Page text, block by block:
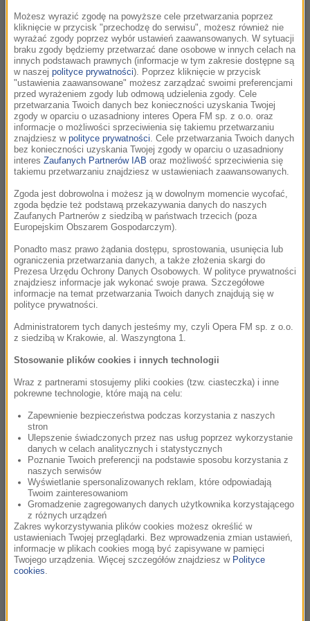
Zaprasza Przemysław Semczuk
posłuchaj
3 sierpnia
posłuchaj 31 lipca
posłuchaj 30 lipca
posłuchaj 29 lipca
posłuchaj 28 lipca
posłuchaj 27 lipca
posłuchaj 24 lipca
posłuchaj 23 lipca
posłuchaj 22 lipca
posłuchaj
posłuchaj 17 lipca
posłuchaj 16 lipca
posłuchaj 15 lipca
posłuchaj 14 lipca
Możesz wyrazić zgodę na powyższe cele przetwarzania poprzez
kliknięcie w przycisk "przechodzę do serwisu", możesz również nie
wyrażać zgody poprzez wybór ustawień zaawansowanych. W sytuacji
braku zgody będziemy przetwarzać dane osobowe w innych celach na
innych podstawach prawnych (informacje w tym zakresie dostępne są
w naszej polityce prywatności). Poprzez kliknięcie w przycisk
"ustawienia zaawansowane" możesz zarządzać swoimi preferencjami
przed wyrażeniem zgody lub odmową udzielenia zgody. Cele
przetwarzania Twoich danych bez konieczności uzyskania Twojej
zgody w oparciu o uzasadniony interes Opera FM sp. z o.o. oraz
informacje o możliwości sprzeciwienia się takiemu przetwarzaniu
znajdziesz w polityce prywatności . Cele przetwarzania Twoich danych
bez konieczności uzyskania Twojej zgody w oparciu o uzasadniony
interes Zaufanych Partnerów IAB oraz możliwość sprzeciwienia się
takiemu przetwarzaniu znajdziesz w ustawieniach zaawansowanych.
Zgoda jest dobrowolna i możesz ją w dowolnym momencie wycofać,
zgoda będzie też podstawą przekazywania danych do naszych
Zaufanych Partnerów z siedzibą w państwach trzecich (poza
Europejskim Obszarem Gospodarczym).
Ponadto masz prawo żądania dostępu, sprostowania, usunięcia lub
ograniczenia przetwarzania danych, a także złożenia skargi do
Prezesa Urzędu Ochrony Danych Osobowych. W polityce prywatności
znajdziesz informacje jak wykonać swoje prawa. Szczegółowe
informacje na temat przetwarzania Twoich danych znajdują się w
polityce prywatności.
Administratorem tych danych jesteśmy my, czyli Opera FM sp. z o.o.
z siedzibą w Krakowie, al. Waszyngtona 1.
Stosowanie plików cookies i innych technologii
Wraz z partnerami stosujemy pliki cookies (tzw. ciasteczka) i inne
pokrewne technologie, które mają na celu:
Zapewnienie bezpieczeństwa podczas korzystania z naszych
stron
Ulepszenie świadczonych przez nas usług poprzez wykorzystanie
danych w celach analitycznych i statystycznych
Poznanie Twoich preferencji na podstawie sposobu korzystania z
naszych serwisów
Wyświetlanie spersonalizowanych reklam, które odpowiadają
Twoim zainteresowaniom
Gromadzenie zagregowanych danych użytkownika korzystającego
z różnych urządzeń
Zakres wykorzystywania plików cookies możesz określić w
ustawieniach Twojej przeglądarki. Bez wprowadzenia zmian ustawień,
informacje w plikach cookies mogą być zapisywane w pamięci
Twojego urządzenia. Więcej szczegółów znajdziesz w Polityce
cookies